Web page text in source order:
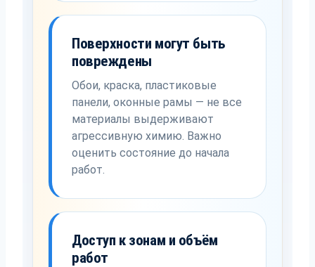
Поверхности могут быть
повреждены
Обои, краска, пластиковые
панели, оконные рамы — не все
материалы выдерживают
агрессивную химию. Важно
оценить состояние до начала
работ.
Доступ к зонам и объём
работ